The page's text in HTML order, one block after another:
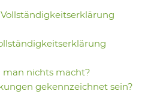
man nichts macht?
gekennzeichnet sein?